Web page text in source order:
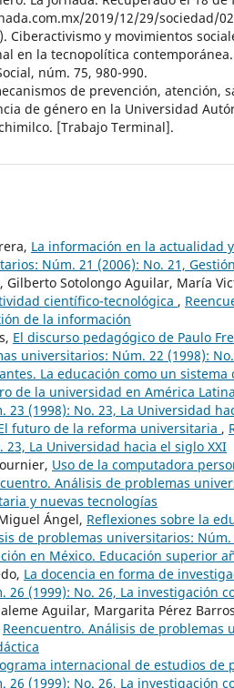
2019/12/29/sociedad/
Ciberactivismo y movimientos
en la tecnopolítica contemporánea.
núm. 75, 980-990.
de prevención, atención,
de género en la Universidad
[Trabajo Terminal].
La información en la actualidad
Núm. 21 (2006): No. 21,
Gilberto Sotolongo Aguilar, María
científico-tecnológica ,
de la información
El discurso pedagógico de Paulo
universitarios: Núm. 22 (1998):
La educación como un sistema
de la universidad en América
23 (1998): No. 23, La Universidad
futuro de la reforma universitaria ,
23, La Universidad hacia el siglo XXI
Uso de la computadora
Análisis de problemas
y nuevas tecnologías
Ángel, Reflexiones sobre la
de problemas universitarios:
en México. Educación superior
La docencia en forma de
26 (1999): No. 26, La investigación
Aguilar, Margarita Pérez
Reencuentro. Análisis de problemas
internacional de estudios de
26 (1999): No. 26, La investigación